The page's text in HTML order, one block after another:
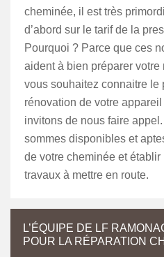
cheminée, il est très
d’abord sur le tarif de la
Pourquoi ? Parce que ces
aident à bien préparer
vous souhaitez connaitre le
rénovation de votre
invitons de nous faire
sommes disponibles et
de votre cheminée et
travaux à mettre en route.
L’ÉQUIPE DE LF
POUR LA RÉPARATION